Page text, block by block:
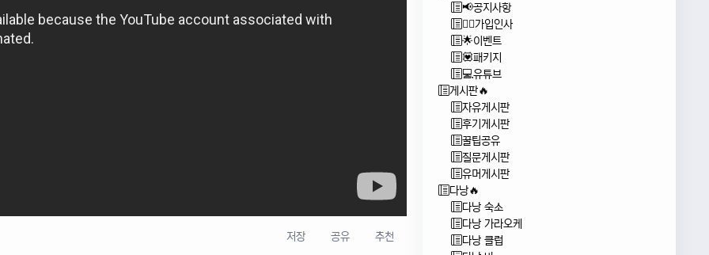
저장 공유 추천
📢공지사항
🙇‍♂️가입인사
🌟이벤트
💟패키지
💻유튜브
게시판🔥
자유게시판
후기게시판
꿀팁공유
질문게시판
유머게시판
다낭🔥
다낭 숙소
다낭 가라오케
다낭 클럽